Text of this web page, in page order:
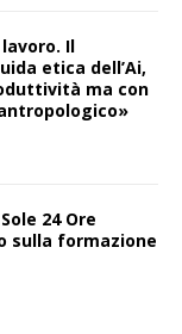
Il
etica dell’Ai,
ma con
24 Ore
sulla formazione